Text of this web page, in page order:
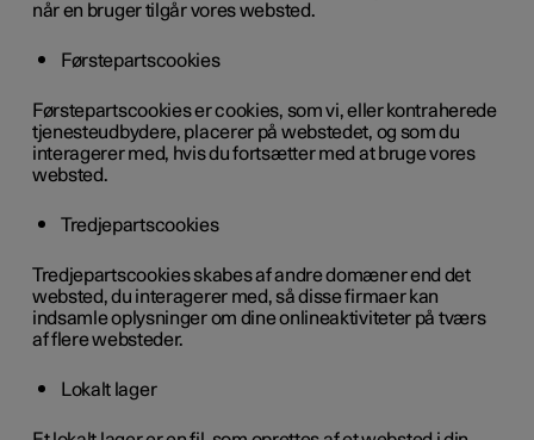
når en bruger tilgår vores websted.
Førstepartscookies
Førstepartscookies er cookies, som vi, eller kontraherede
tjenesteudbydere, placerer på webstedet, og som du
interagerer med, hvis du fortsætter med at bruge vores
websted.
Tredjepartscookies
Tredjepartscookies skabes af andre domæner end det
websted, du interagerer med, så disse firmaer kan
indsamle oplysninger om dine onlineaktiviteter på tværs
af flere websteder.
Lokalt lager